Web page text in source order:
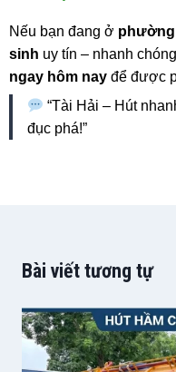
Nếu bạn đang ở phường
sinh uy tín – nhanh
ngay hôm nay để được
“Tài Hải – Hút
đục phá!”
Bài viết tương tự